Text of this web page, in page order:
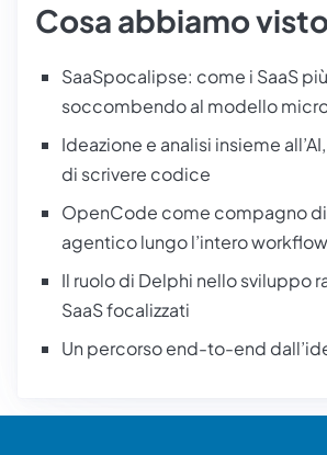
Cosa abbiamo
SaaSpocalipse: come i SaaS
soccombendo al modello
Ideazione e analisi insieme
di scrivere codice
OpenCode come compagno
agentico lungo l’intero workflow
Il ruolo di Delphi nello sviluppo
SaaS focalizzati
Un percorso end-to-end